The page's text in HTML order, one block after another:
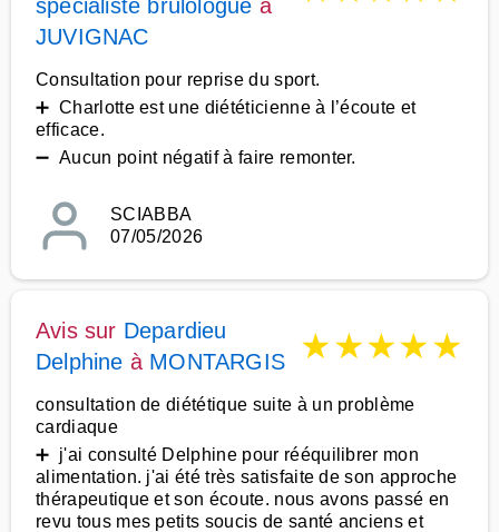
spécialiste brûlologue à
JUVIGNAC
Consultation pour reprise du sport.
➕ Charlotte est une diététicienne à l’écoute et
efficace.
➖ Aucun point négatif à faire remonter.
SCIABBA
07/05/2026
Avis sur Depardieu
Delphine à MONTARGIS ★★★★★
consultation de diététique suite à un problème
cardiaque
➕ j'ai consulté Delphine pour rééquilibrer mon
alimentation. j'ai été très satisfaite de son approche
thérapeutique et son écoute. nous avons passé en
revu tous mes petits soucis de santé anciens et